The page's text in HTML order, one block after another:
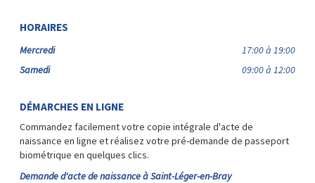
HORAIRES
Mercredi
17:00 à 19:00
Samedi
09:00 à 12:00
DÉMARCHES EN LIGNE
Commandez facilement votre copie intégrale d'acte de
naissance en ligne et réalisez votre pré-demande de passeport
biométrique en quelques clics.
Demande d'acte de naissance à Saint-Léger-en-Bray